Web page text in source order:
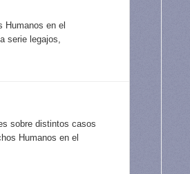
Humanos en el
serie legajos,
sobre distintos casos
Humanos en el